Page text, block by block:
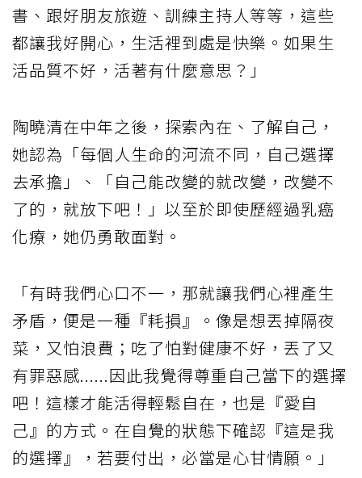
書、跟好朋友旅遊、訓練主持人等等，這些
都讓我好開心，生活裡到處是快樂。如果生
活品質不好，活著有什麼意思？」
陶曉清在中年之後，探索內在、了解自己，
她認為「每個人生命的河流不同，自己選擇
去承擔」、「自己能改變的就改變，改變不
了的，就放下吧！」以至於即使歷經過乳癌
化療，她仍勇敢面對。
「有時我們心口不一，那就讓我們心裡產生
矛盾，便是一種『耗損』。像是想丟掉隔夜
菜，又怕浪費；吃了怕對健康不好，丟了又
有罪惡感......因此我覺得尊重自己當下的選擇
吧！這樣才能活得輕鬆自在，也是『愛自
己』的方式。在自覺的狀態下確認『這是我
的選擇』，若要付出，必當是心甘情願。」